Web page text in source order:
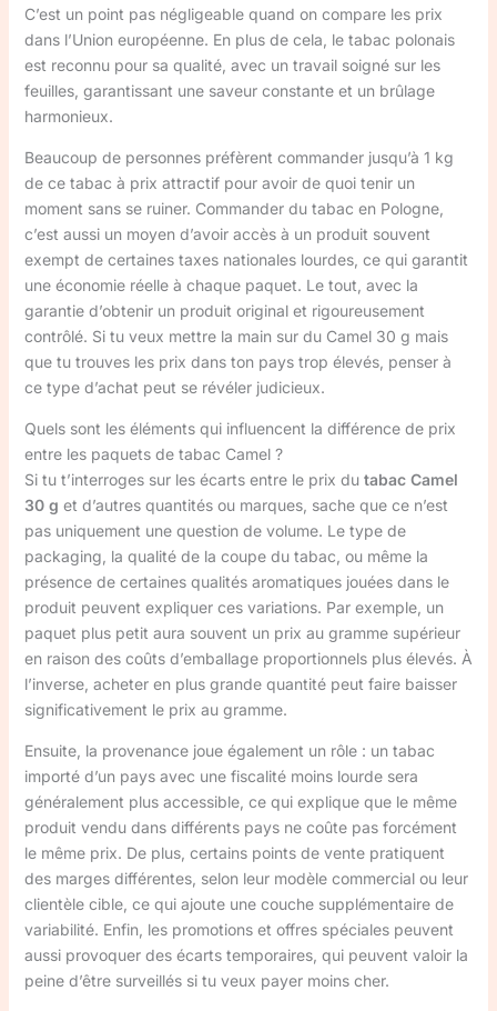
C’est un point pas négligeable quand on compare les prix
dans l’Union européenne. En plus de cela, le tabac polonais
est reconnu pour sa qualité, avec un travail soigné sur les
feuilles, garantissant une saveur constante et un brûlage
harmonieux.
Beaucoup de personnes préfèrent commander jusqu’à 1 kg
de ce tabac à prix attractif pour avoir de quoi tenir un
moment sans se ruiner. Commander du tabac en Pologne,
c’est aussi un moyen d’avoir accès à un produit souvent
exempt de certaines taxes nationales lourdes, ce qui garantit
une économie réelle à chaque paquet. Le tout, avec la
garantie d’obtenir un produit original et rigoureusement
contrôlé. Si tu veux mettre la main sur du Camel 30 g mais
que tu trouves les prix dans ton pays trop élevés, penser à
ce type d’achat peut se révéler judicieux.
Quels sont les éléments qui influencent la différence de prix
entre les paquets de tabac Camel ?
Si tu t’interroges sur les écarts entre le prix du tabac Camel
30 g et d’autres quantités ou marques, sache que ce n’est
pas uniquement une question de volume. Le type de
packaging, la qualité de la coupe du tabac, ou même la
présence de certaines qualités aromatiques jouées dans le
produit peuvent expliquer ces variations. Par exemple, un
paquet plus petit aura souvent un prix au gramme supérieur
en raison des coûts d’emballage proportionnels plus élevés. À
l’inverse, acheter en plus grande quantité peut faire baisser
significativement le prix au gramme.
Ensuite, la provenance joue également un rôle : un tabac
importé d’un pays avec une fiscalité moins lourde sera
généralement plus accessible, ce qui explique que le même
produit vendu dans différents pays ne coûte pas forcément
le même prix. De plus, certains points de vente pratiquent
des marges différentes, selon leur modèle commercial ou leur
clientèle cible, ce qui ajoute une couche supplémentaire de
variabilité. Enfin, les promotions et offres spéciales peuvent
aussi provoquer des écarts temporaires, qui peuvent valoir la
peine d’être surveillés si tu veux payer moins cher.